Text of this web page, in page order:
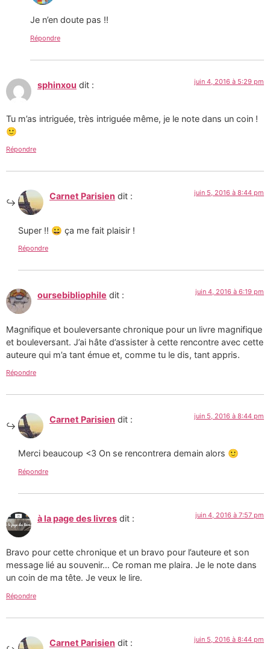
Je n’en doute pas !!
Répondre
sphinxou dit : juin 4, 2016 à 5:29 pm
Tu m’as intriguée, très intriguée même, je le note dans un coin !
🙂
Répondre
Carnet Parisien dit : juin 5, 2016 à 8:44 pm
Super !! 😀 ça me fait plaisir !
Répondre
oursebibliophile dit : juin 4, 2016 à 6:19 pm
Magnifique et bouleversante chronique pour un livre magnifique
et bouleversant. J’ai hâte d’assister à cette rencontre avec cette
auteure qui m’a tant émue et, comme tu le dis, tant appris.
Répondre
Carnet Parisien dit : juin 5, 2016 à 8:44 pm
Merci beaucoup <3 On se rencontrera demain alors 🙂
Répondre
à la page des livres dit : juin 4, 2016 à 7:57 pm
Bravo pour cette chronique et un bravo pour l’auteure et son
message lié au souvenir… Ce roman me plaira. Je le note dans
un coin de ma tête. Je veux le lire.
Répondre
Carnet Parisien dit : juin 5, 2016 à 8:44 pm